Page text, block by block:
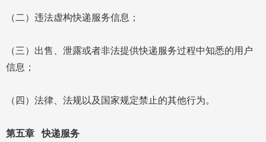
（二）违法虚构快递服务信息；
（三）出售、泄露或者非法提供快递服务过程中知悉的用户
信息；
（四）法律、法规以及国家规定禁止的其他行为。
第五章 快递服务